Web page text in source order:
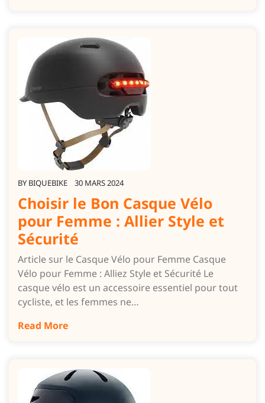
BY BIQUEBIKE 30 MARS 2024
Choisir le Bon Casque Vélo
pour Femme : Allier Style et
Sécurité
Article sur le Casque Vélo pour Femme Casque
Vélo pour Femme : Alliez Style et Sécurité Le
casque vélo est un accessoire essentiel pour tout
cycliste, et les femmes ne…
Read More